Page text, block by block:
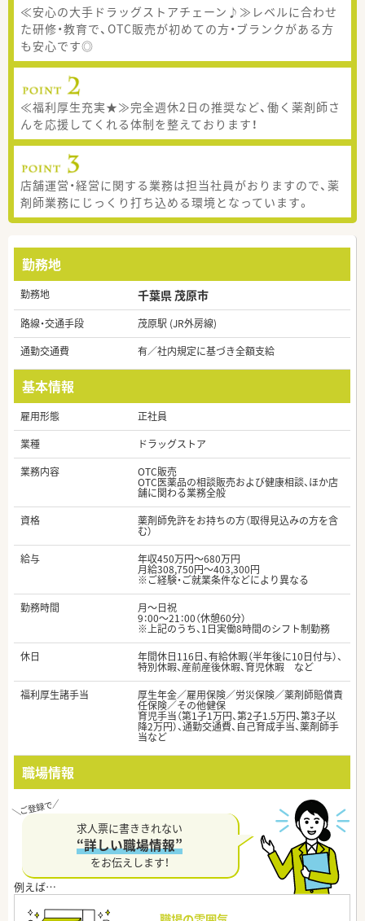
≪安心の大手ドラッグストアチェーン♪≫レベルに合わせ
た研修・教育で、OTC販売が初めての方・ブランクがある方
も安心です◎
≪福利厚生充実★≫完全週休2日の推奨など、働く薬剤師さ
んを応援してくれる体制を整えております！
店舗運営・経営に関する業務は担当社員がおりますので、薬
剤師業務にじっくり打ち込める環境となっています。
勤務地
勤務地 千葉県 茂原市
路線・交通手段
茂原駅 (JR外房線)
通勤交通費
有／社内規定に基づき全額支給
基本情報
雇用形態
正社員
業種
ドラッグストア
業務内容
OTC販売
OTC医薬品の相談販売および健康相談、ほか店
舗に関わる業務全般
資格
薬剤師免許をお持ちの方（取得見込みの方を含
む）
給与
年収450万円～680万円
月給308,750円～403,300円
※ご経験・ご就業条件などにより異なる
勤務時間
月～日祝
9：00～21：00（休憩60分）
※上記のうち、1日実働8時間のシフト制勤務
休日
年間休日116日、有給休暇（半年後に10日付与）、
特別休暇、産前産後休暇、育児休暇 など
福利厚生諸手当
厚生年金／雇用保険／労災保険／薬剤師賠償責
任保険／その他健保
育児手当（第1子1万円、第2子1.5万円、第3子以
降2万円）、通勤交通費、自己育成手当、薬剤師手
当など
職場情報
求人票に書ききれない
“詳しい職場情報”
をお伝えします！